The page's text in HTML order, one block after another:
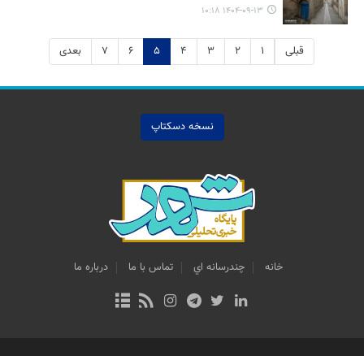
۱۴۰۴-۰۹-۱۳ ۱۰:۱۸
قبلی ۱ ۲ ۳ ۴ ۵ ۶ ۷ بعدی
نسخه دسکتاپ
خانه چندرسانه اي تماس با ما درباره ما